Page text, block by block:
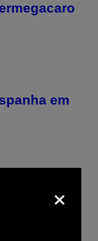
em
Drogas e
XXI
×